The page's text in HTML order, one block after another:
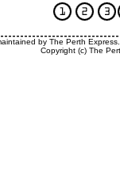
by The Perth
Copyright (c) The